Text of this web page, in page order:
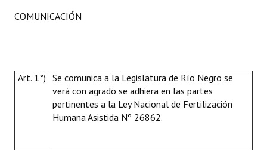
COMUNICACIÓN
Art. 1°) Se comunica a la Legislatura de Río Negro se
verá con agrado se adhiera en las partes
pertinentes a la Ley Nacional de Fertilización
Humana Asistida Nº 26862.